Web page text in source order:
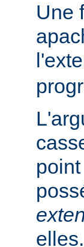
Une
elles.